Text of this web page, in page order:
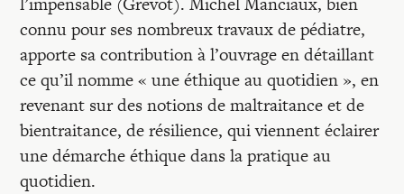
connu pour ses nombreux travaux de pédiatre,
apporte sa contribution à l’ouvrage en détaillant
ce qu’il nomme « une éthique au quotidien », en
revenant sur des notions de maltraitance et de
bientraitance, de résilience, qui viennent éclairer
une démarche éthique dans la pratique au
quotidien.